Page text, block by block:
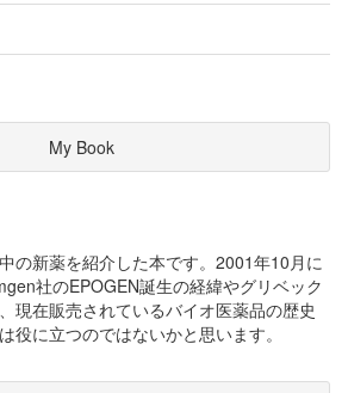
My Book
の新薬を紹介した本です。2001年10月に
社のEPOGEN誕生の経緯やグリベック
現在販売されているバイオ医薬品の歴史
役に立つのではないかと思います。